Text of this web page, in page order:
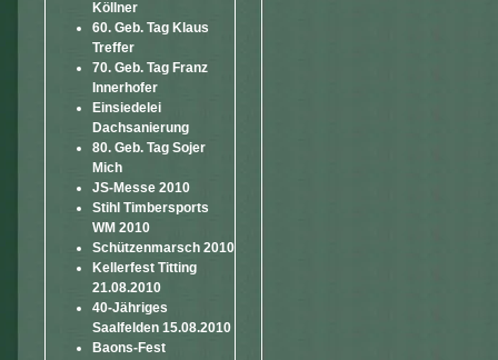
Köllner
60. Geb. Tag Klaus
Treffer
70. Geb. Tag Franz
Innerhofer
Einsiedelei
Dachsanierung
80. Geb. Tag Sojer
Mich
JS-Messe 2010
Stihl Timbersports
WM 2010
Schützenmarsch 2010
Kellerfest Titting
21.08.2010
40-Jähriges
Saalfelden 15.08.2010
Baons-Fest